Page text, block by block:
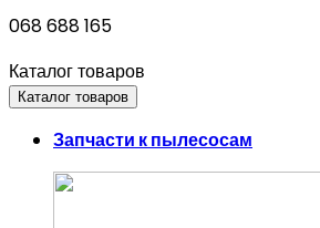
068 688 165
Каталог товаров
Каталог товаров
Запчасти к пылесосам